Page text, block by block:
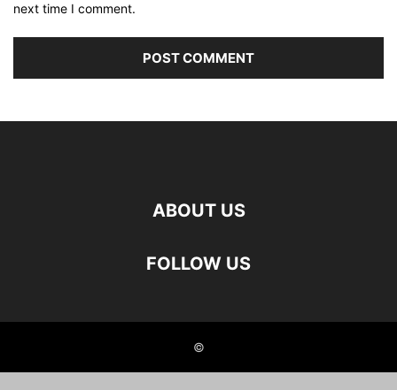
next time I comment.
ABOUT US
FOLLOW US
©